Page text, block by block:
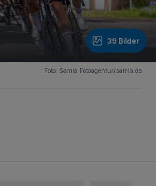
39 Bilder
Foto: Samla Fotoagentur/samla.de